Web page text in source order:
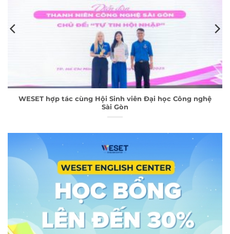
WESET hợp tác cùng Hội Sinh viên Đại học Công nghệ
Sài Gòn